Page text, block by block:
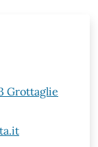
Grottaglie